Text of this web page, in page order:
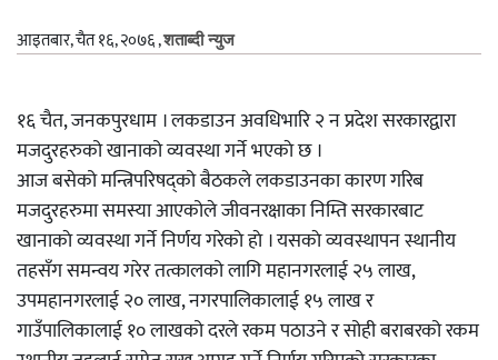
आइतबार, चैत १६, २०७६,शताब्दी न्युज
१६ चैत, जनकपुरधाम । लकडाउन अवधिभारि २ न प्रदेश सरकारद्वारा
मजदुरहरुको खानाको व्यवस्था गर्ने भएकाे छ ।
आज बसेको मन्त्रिपरिषद्को बैठकले लकडाउनका कारण गरिब
मजदुरहरुमा समस्या आएकोले जीवनरक्षाका निम्ति सरकारबाट
खानाकाे व्यवस्था गर्ने निर्णय गरेकाे हाे । यसकाे व्यवस्थापन स्थानीय
तहसँग समन्वय गरेर तत्कालको लागि महानगरलाई २५ लाख,
उपमहानगरलाई २० लाख, नगरपालिकालाई १५ लाख र
गाउँपालिकालाई १० लाखको दरले रकम पठाउने र सोही बराबरको रकम